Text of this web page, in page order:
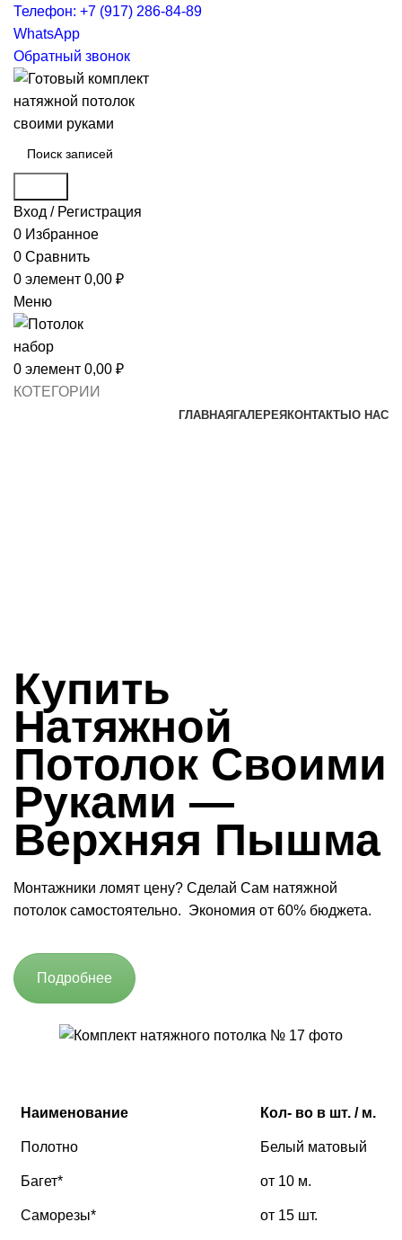
Телефон: +7 (917) 286-84-89
WhatsApp
Обратный звонок
Вход / Регистрация
0 Избранное
0 Сравнить
0 элемент 0,00 ₽
Меню
0 элемент 0,00 ₽
КОТЕГОРИИ
ГЛАВНАЯ ГАЛЕРЕЯ КОНТАКТЫ О НАС
Купить
Натяжной
Потолок Своими
Руками —
Верхняя Пышма
Монтажники ломят цену? Сделай Сам натяжной
потолок самостоятельно. Экономия от 60% бюджета.
Подробнее
Наименование Кол- во в шт. / м.
Полотно Белый матовый
Багет* от 10 м.
Саморезы* от 15 шт.